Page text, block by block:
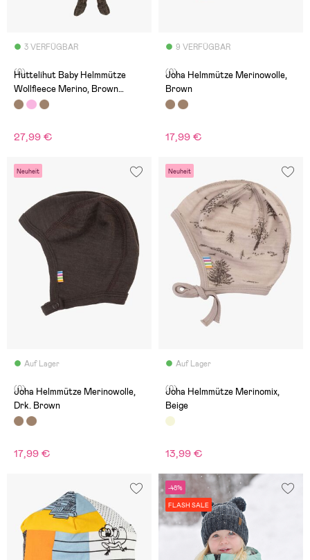
3 VERFÜGBAR
(0)
Huttelihut Baby Helmmütze
Wollfleece Merino, Brown
Melange
27,99 €
9 VERFÜGBAR
(0)
Joha Helmmütze Merinowolle,
Brown
17,99 €
Neuheit
Auf Lager
(0)
Joha Helmmütze Merinowolle,
Drk. Brown
17,99 €
Neuheit
Auf Lager
(0)
Joha Helmmütze Merinomix,
Beige
13,99 €
-48%
FLASH SALE